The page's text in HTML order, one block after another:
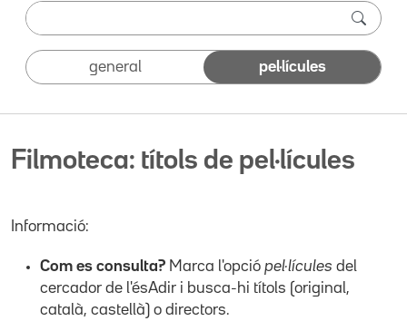
general pel·lícules
Filmoteca: títols de pel·lícules
Informació:
Com es consulta? Marca l'opció pel·lícules del
cercador de l'ésAdir i busca-hi títols (original,
català, castellà) o directors.